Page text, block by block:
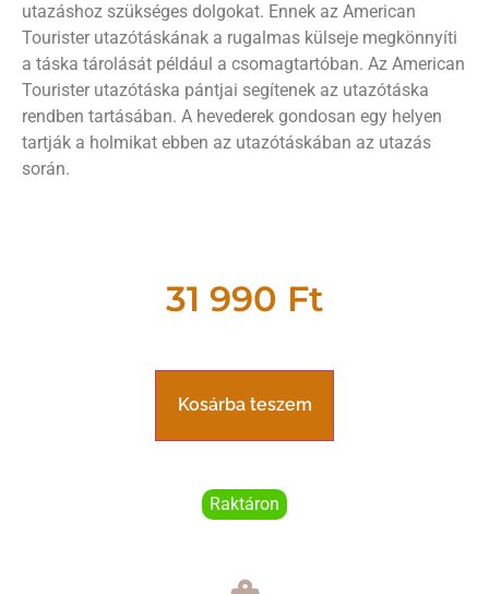
utazáshoz szükséges dolgokat. Ennek az American
Tourister utazótáskának a rugalmas külseje megkönnyíti
a táska tárolását például a csomagtartóban. Az American
Tourister utazótáska pántjai segítenek az utazótáska
rendben tartásában. A hevederek gondosan egy helyen
tartják a holmikat ebben az utazótáskában az utazás
során.
31 990 Ft
Kosárba teszem
Raktáron